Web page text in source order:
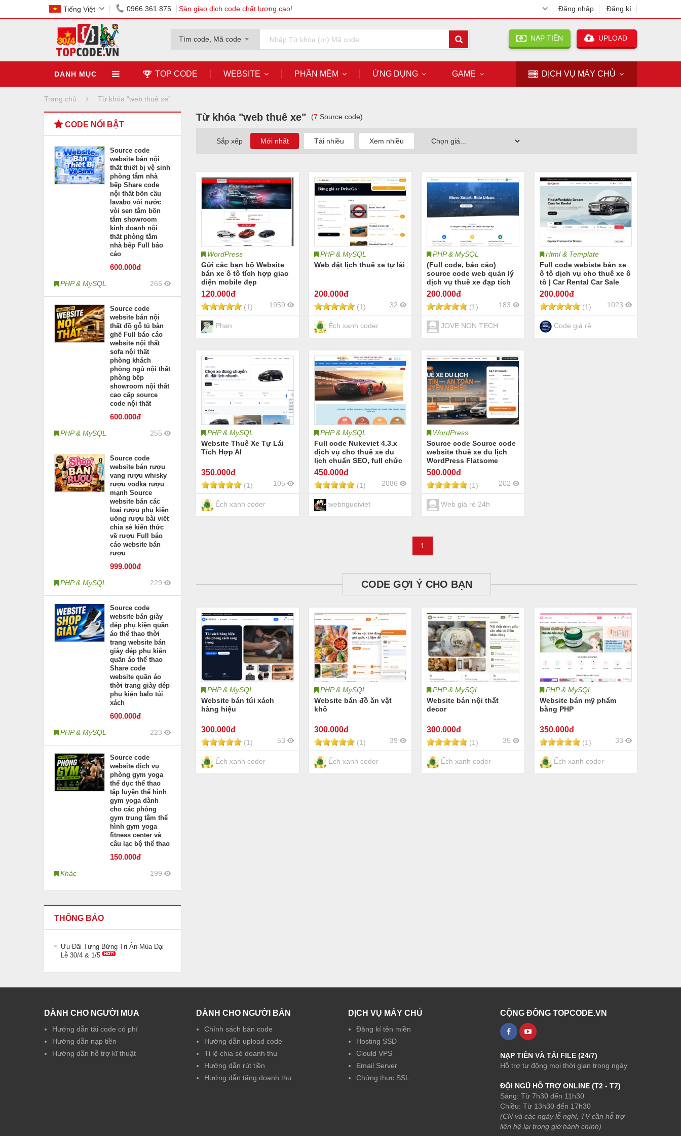
Tiếng Việt 0966.361.875 Sàn giao dịch code chất lượng cao! Đăng nhập Đăng kí
Tìm code, Mã code NẠP TIỀN UPLOAD
DANH MỤC TOP CODE WEBSITE PHẦN MỀM ỨNG DỤNG GAME DỊCH VỤ MÁY CHỦ
Trang chủ Từ khóa "web thuê xe"
Từ khóa "web thuê xe" (7 Source code)
Sắp xếp
WordPress
Gửi các bạn bộ Website
bán xe ô tô tích hợp giao
diện mobile đẹp
120.000đ
(1) 1959
Phan
PHP & MySQL
Web đặt lịch thuê xe tự lái
200.000đ
(1) 32
Ếch xanh coder
PHP & MySQL
(Full code, báo cáo)
source code web quản lý
dịch vụ thuê xe đạp tích
hợp bản đồ và thanh toán
dùng PHP
200.000đ
(1) 183
JOVE NON TECH
Html & Template
Full code webiste bán xe
ô tô dịch vụ cho thuê xe ô
tô | Car Rental Car Sale
Car business
200.000đ
(1) 1023
Code giá rẻ
PHP & MySQL
Website Thuê Xe Tự Lái
Tích Hợp AI
350.000đ
(1) 105
Ếch xanh coder
PHP & MySQL
Full code Nukeviet 4.3.x
dịch vụ cho thuê xe du
lịch chuẩn SEO, full chức
năng
450.000đ
(1) 2086
webnguoiviet
WordPress
Source code Source code
website thuê xe du lịch
WordPress Flatsome
chuẩn SEO WordPress
Flatsome chuẩn SEO
500.000đ
(1) 202
Web giá rẻ 24h
1
CODE GỢI Ý CHO BẠN
PHP & MySQL
Website bán túi xách
hàng hiệu
300.000đ
(1) 53
Ếch xanh coder
PHP & MySQL
Website bán đồ ăn vặt
khô
300.000đ
(1) 39
Ếch xanh coder
PHP & MySQL
Website bán nội thất
decor
300.000đ
(1) 35
Ếch xanh coder
PHP & MySQL
Website bán mỹ phẩm
bằng PHP
350.000đ
(1) 33
Ếch xanh coder
CODE NỔI BẬT
Source code
website bán nội
thất thiết bị vệ sinh
phòng tắm nhà
bếp Share code
nội thất bồn cầu
lavabo vòi nước
vòi sen tắm bồn
tắm showroom
kinh doanh nội
thất phòng tắm
nhà bếp Full báo
cáo
600.000đ
PHP & MySQL 266
Source code
website bán nội
thất đồ gỗ tủ bàn
ghế Full báo cáo
website nội thất
sofa nội thất
phòng khách
phòng ngủ nội thất
phòng bếp
showroom nội thất
cao cấp source
code nội thất
600.000đ
PHP & MySQL 255
Source code
website bán rượu
vang rượu whisky
rượu vodka rượu
mạnh Source
website bán các
loại rượu phụ kiện
uống rượu bài viết
chia sẻ kiến thức
về rượu Full báo
cáo website bán
rượu
999.000đ
PHP & MySQL 229
Source code
website bán giày
dép phụ kiện quần
áo thể thao thời
trang website bán
giày dép phụ kiện
quần áo thể thao
Share code
website quần áo
thời trang giày dép
phụ kiện balo túi
xách
600.000đ
PHP & MySQL 223
Source code
website dịch vụ
phòng gym yoga
thể dục thể thao
tập luyện thể hình
gym yoga dành
cho các phòng
gym trung tâm thể
hình gym yoga
fitness center và
câu lạc bộ thể thao
150.000đ
Khác 199
THÔNG BÁO
Ưu Đãi Tưng Bừng Tri Ân Mùa Đại
Lễ 30/4 & 1/5
DÀNH CHO NGƯỜI MUA
Hướng dẫn tải code có phí
Hướng dẫn nạp tiền
Hướng dẫn hỗ trợ kĩ thuật
DÀNH CHO NGƯỜI BÁN
Chính sách bán code
Hướng dẫn upload code
Tỉ lệ chia sẻ doanh thu
Hướng dẫn rút tiền
Hướng dẫn tăng doanh thu
DỊCH VỤ MÁY CHỦ
Đăng kí tên miền
Hosting SSD
Clould VPS
Email Server
Chứng thực SSL
CỘNG ĐỒNG TOPCODE.VN
NẠP TIỀN VÀ TẢI FILE (24/7)
Hỗ trợ tự động mọi thời gian trong ngày
ĐỘI NGŨ HỖ TRỢ ONLINE (T2 - T7)
Sáng: Từ 7h30 đến 11h30
Chiều: Từ 13h30 đến 17h30
(CN và các ngày lễ nghỉ, TV cần hỗ trợ
liên hệ lại trong giờ hành chính)